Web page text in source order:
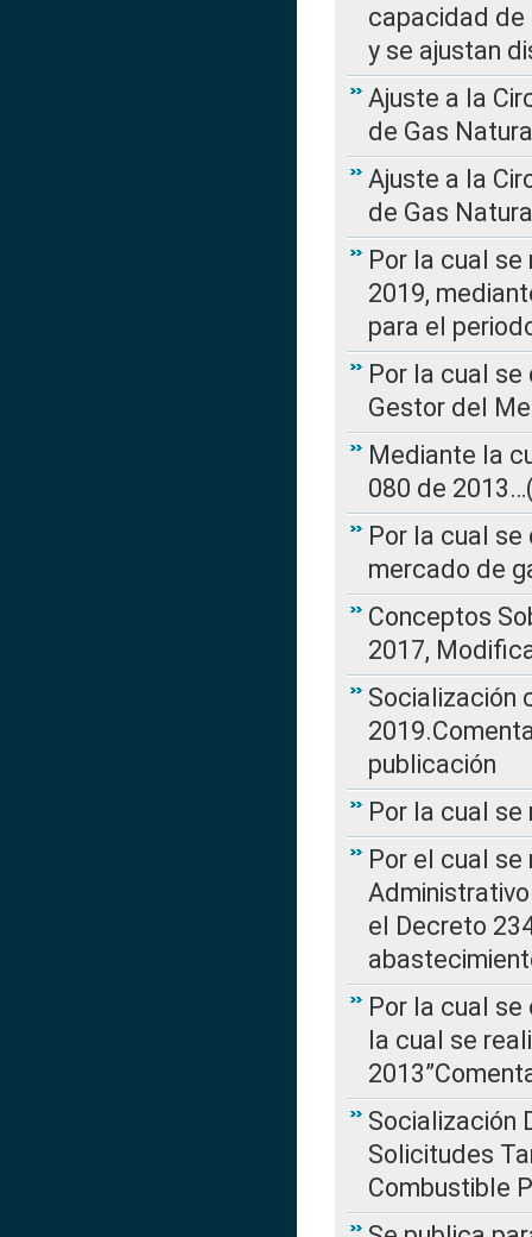
capacidad de
y se ajustan
Ajuste a la
de Gas
Ajuste a la
de Gas
Por la cual se
2019,
para el
Por la cual
Gestor del
Mediante la
080 de
Por la cual
mercado de
Conceptos
2017,
Socialización
publicación
Por la cual se
Por el cual
el Decreto
Por la cual se
la cual se
Socialización
Solicitudes
Combustible